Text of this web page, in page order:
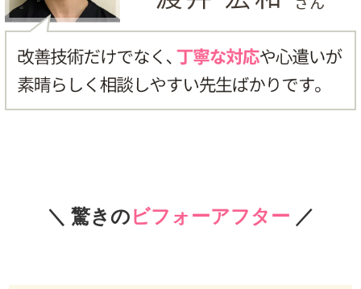
＼ 驚きのビフォーアフター ／